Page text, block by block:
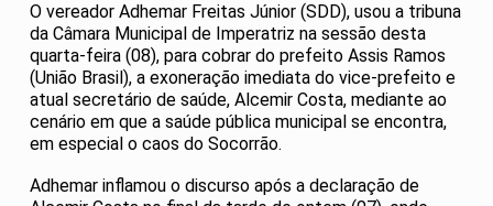
O vereador Adhemar Freitas Júnior (SDD), usou a tribuna
da Câmara Municipal de Imperatriz na sessão desta
quarta-feira (08), para cobrar do prefeito Assis Ramos
(União Brasil), a exoneração imediata do vice-prefeito e
atual secretário de saúde, Alcemir Costa, mediante ao
cenário em que a saúde pública municipal se encontra,
em especial o caos do Socorrão.
Adhemar inflamou o discurso após a declaração de